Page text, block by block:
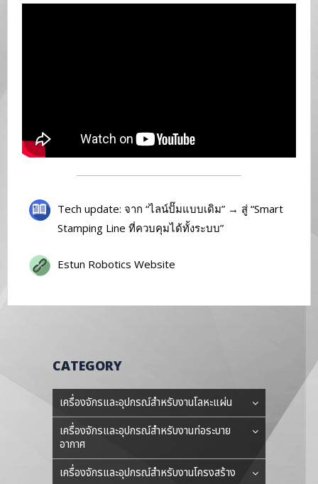
Tech update: จาก “ไลน์ปั๊มแบบเดิม” → สู่ “Smart
Stamping Line ที่ควบคุมได้ทั้งระบบ”
Estun Robotics Website
CATEGORY
เครื่องจักรและอุปกรณ์สำหรับงานโลหะแผ่น
เครื่องจักรและอุปกรณ์สำหรับงานท่อระบาย
อากาศ
เครื่องจักรและอุปกรณ์สำหรับงานโครงสร้าง